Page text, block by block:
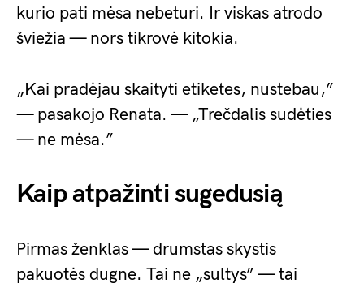
kurio pati mėsa nebeturi. Ir viskas atrodo
šviežia — nors tikrovė kitokia.
„Kai pradėjau skaityti etiketes, nustebau,”
— pasakojo Renata. — „Trečdalis sudėties
— ne mėsa.”
Kaip atpažinti sugedusią
Pirmas ženklas — drumstas skystis
pakuotės dugne. Tai ne „sultys” — tai